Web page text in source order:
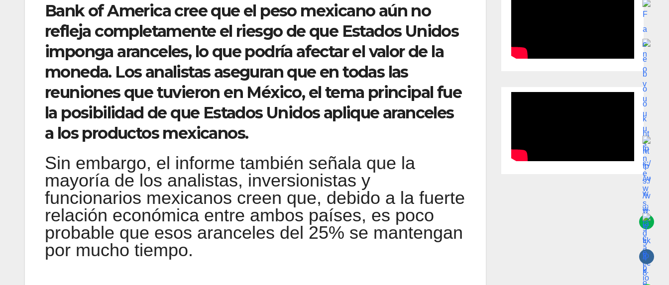
Bank of America cree que el peso mexicano aún no
refleja completamente el riesgo de que Estados Unidos
imponga aranceles, lo que podría afectar el valor de la
moneda. Los analistas aseguran que en todas las
reuniones que tuvieron en México, el tema principal fue
la posibilidad de que Estados Unidos aplique aranceles
a los productos mexicanos.
Sin embargo, el informe también señala que la
mayoría de los analistas, inversionistas y
funcionarios mexicanos creen que, debido a la fuerte
relación económica entre ambos países, es poco
probable que esos aranceles del 25% se mantengan
por mucho tiempo.